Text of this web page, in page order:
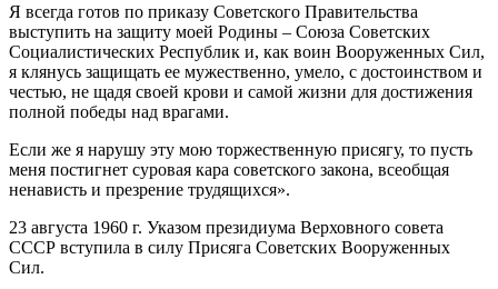
Я всегда готов по приказу Советского Правительства
выступить на защиту моей Родины – Союза Советских
Социалистических Республик и, как воин Вооруженных Сил,
я клянусь защищать ее мужественно, умело, с достоинством и
честью, не щадя своей крови и самой жизни для достижения
полной победы над врагами.
Если же я нарушу эту мою торжественную присягу, то пусть
меня постигнет суровая кара советского закона, всеобщая
ненависть и презрение трудящихся».
23 августа 1960 г. Указом президиума Верховного совета
СССР вступила в силу Присяга Советских Вооруженных
Сил.